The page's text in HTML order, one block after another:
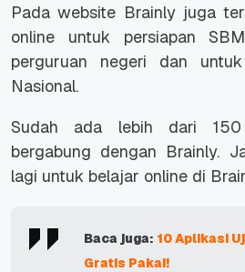
Pada website Brainly juga
online untuk persiapan
perguruan negeri dan
Nasional.
Sudah ada lebih dari
bergabung dengan Brainly.
lagi untuk belajar online di
Baca juga: 10 Aplikasi
Gratis Pakai!